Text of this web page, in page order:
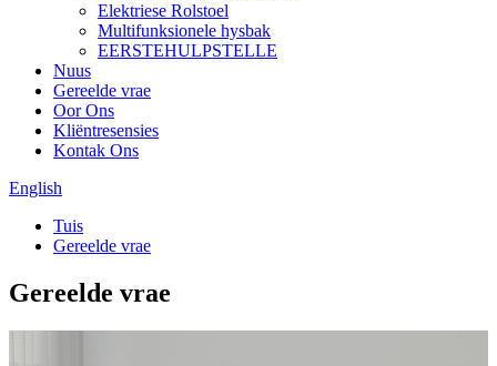
Elektriese Rolstoel
Multifunksionele hysbak
EERSTEHULPSTELLE
Nuus
Gereelde vrae
Oor Ons
Kliëntresensies
Kontak Ons
English
Tuis
Gereelde vrae
Gereelde vrae